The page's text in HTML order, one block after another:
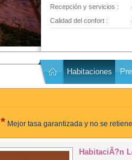
Recepción y servicios :
Calidad del confort :
Habitaciones
* Mejor tasa garantizada y no se
HabitaciÃ?n